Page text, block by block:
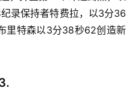
录保持者特费拉，以3分36
里特森以3分38秒62创造新